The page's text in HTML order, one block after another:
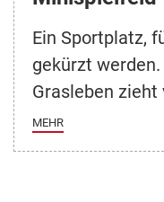
Ein Sportplatz,
gekürzt
Grasleben zieht
MEHR